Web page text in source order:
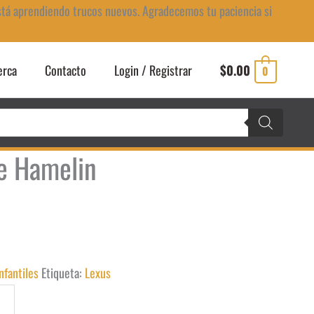
aprendiendo trucos nuevos. Agradecemos tu paciencia si
Contacto Login / Registrar $0.00 0
Hamelin
Etiqueta: Lexus